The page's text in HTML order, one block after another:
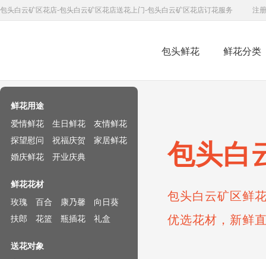
包头白云矿区花店-包头白云矿区花店送花上门-包头白云矿区花店订花服务 注册
包头鲜花 鲜花分类
包头白
包头白云矿区鲜
优选花材，新鲜
鲜花用途
爱情鲜花
生日鲜花
友情鲜花
探望慰问
祝福庆贺
家居鲜花
婚庆鲜花
开业庆典
鲜花花材
玫瑰
百合 康乃馨
向日葵
扶郎
花篮 瓶插花 礼盒
送花对象